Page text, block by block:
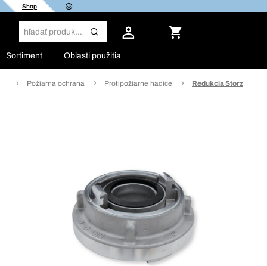
Shop
Sortiment Oblasti použitia
Požiarna ochrana Protipožiarne hadice Redukcia Storz